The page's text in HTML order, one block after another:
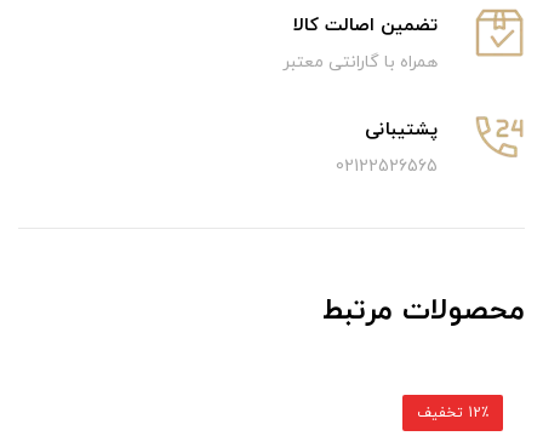
تضمین اصالت کالا
همراه با گارانتی معتبر
پشتیبانی
02122526565
محصولات مرتبط
12٪ تخفیف